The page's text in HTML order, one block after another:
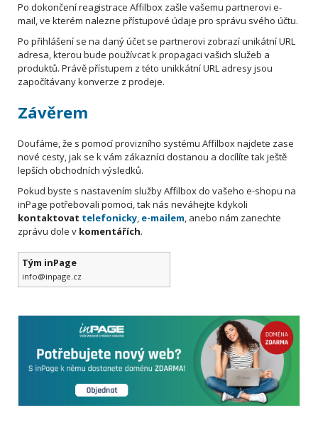
Po dokončení reagistrace Affilbox zašle vašemu partnerovi e-
mail, ve kterém nalezne přístupové údaje pro správu svého účtu.
Po přihlášení se na daný účet se partnerovi zobrazí unikátní URL
adresa, kterou bude používcat k propagaci vašich služeb a
produktů. Právě přístupem z této unikkátní URL adresy jsou
započítávany konverze z prodeje.
Závěrem
Doufáme, že s pomocí provizního systému Affilbox najdete zase
nové cesty, jak se k vám zákazníci dostanou a docílíte tak ještě
lepších obchodních výsledků.
Pokud byste s nastavením služby Affilbox do vašeho e-shopu na
inPage potřebovali pomoci, tak nás neváhejte kdykoli
kontaktovat telefonicky, e-mailem, anebo nám zanechte
zprávu dole v komentářích.
Tým inPage
info@inpage.cz